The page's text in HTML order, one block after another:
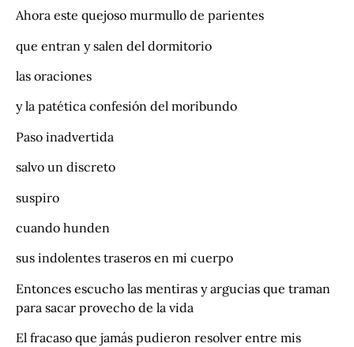
Ahora este quejoso murmullo de parientes
que entran y salen del dormitorio
las oraciones
y la patética confesión del moribundo
Paso inadvertida
salvo un discreto
suspiro
cuando hunden
sus indolentes traseros en mi cuerpo
Entonces escucho las mentiras y argucias que traman
para sacar provecho de la vida
El fracaso que jamás pudieron resolver entre mis